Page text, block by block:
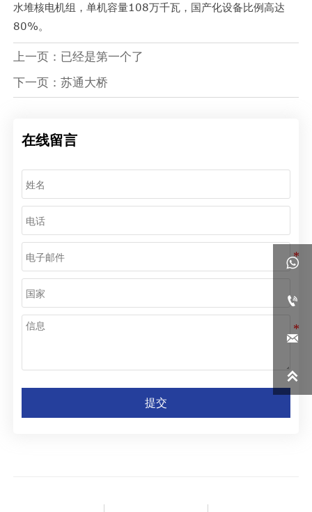
水堆核电机组，单机容量108万千瓦，国产化设备比例高达
80%。
上一页：已经是第一个了
下一页： 苏通大桥
在线留言
提交



